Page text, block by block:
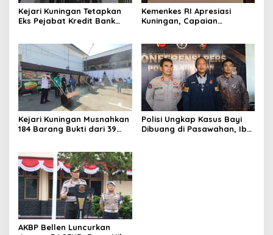
Kejari Kuningan Tetapkan
Eks Pejabat Kredit Bank
Rp529 Juta
Kemenkes RI Apresiasi
Kuningan, Capaian
Kejari Kuningan Musnahkan
184 Barang Bukti dari 39
Digunakan Lagi
Polisi Ungkap Kasus Bayi
Dibuang di Pasawahan, Ibu
AKBP Bellen Luncurkan